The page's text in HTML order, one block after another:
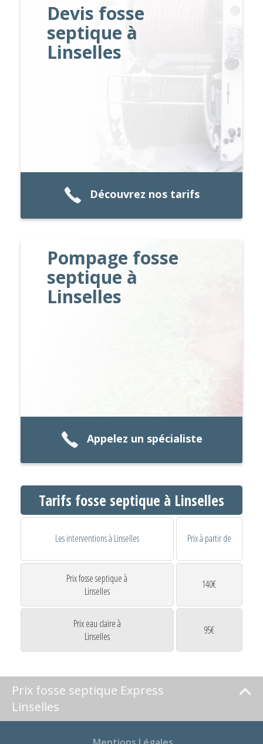
Devis fosse
septique à
Linselles
Découvrez nos tarifs
Pompage fosse
septique à
Linselles
Appelez un spécialiste
Tarifs fosse septique à Linselles
Les interventions à Linselles Prix à partir de
Prix fosse septique à
Linselles
140€
Prix eau claire à
Linselles
95€
Prix fosse septique Express
Linselles